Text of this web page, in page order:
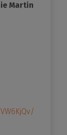
Martin